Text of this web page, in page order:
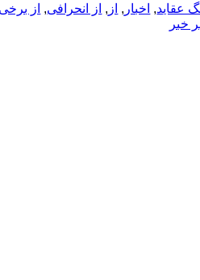
عقاید, اخبار , از , از انحرافی, از برخی
خبر